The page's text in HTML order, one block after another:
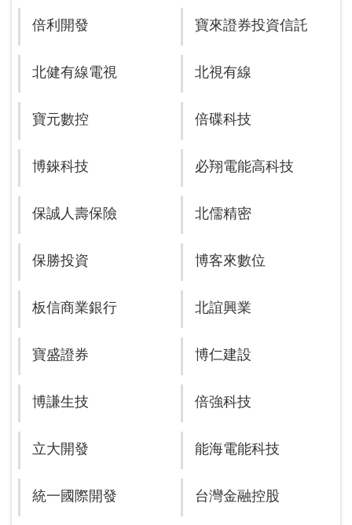
倍利開發 寶來證券投資信託
北健有線電視 北視有線
寶元數控 倍碟科技
博錸科技 必翔電能高科技
保誠人壽保險 北儒精密
保勝投資 博客來數位
板信商業銀行 北誼興業
寶盛證券 博仁建設
博謙生技 倍強科技
立大開發 能海電能科技
統一國際開發 台灣金融控股